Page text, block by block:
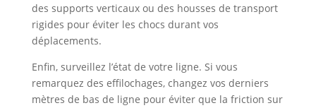
des supports verticaux ou des housses de transport
rigides pour éviter les chocs durant vos
déplacements.
Enfin, surveillez l’état de votre ligne. Si vous
remarquez des effilochages, changez vos derniers
mètres de bas de ligne pour éviter que la friction sur